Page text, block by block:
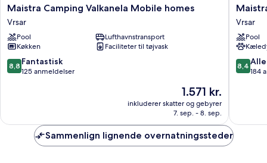
Maistra
Camping
Valkanela
Mobile
homes
Vrsar
Maistra Camping Valkanela Mobile homes
Vrsar
Pool
Lufthavnstransport
Køkken
Faciliteter til tøjvask
8.8
ud
anmeldelser
8,8 Fantastisk
125 anmeldelser
Prisen
1.571 kr.
1.571 kr.
inkluderer skatter og gebyrer
7. sep. - 8. sep.
Maistra
Select
Petalon
Resort
Vrsar
Vrsar
Pool
8.4
ud
8,4
184
Sammenlign lignende overnatningssteder